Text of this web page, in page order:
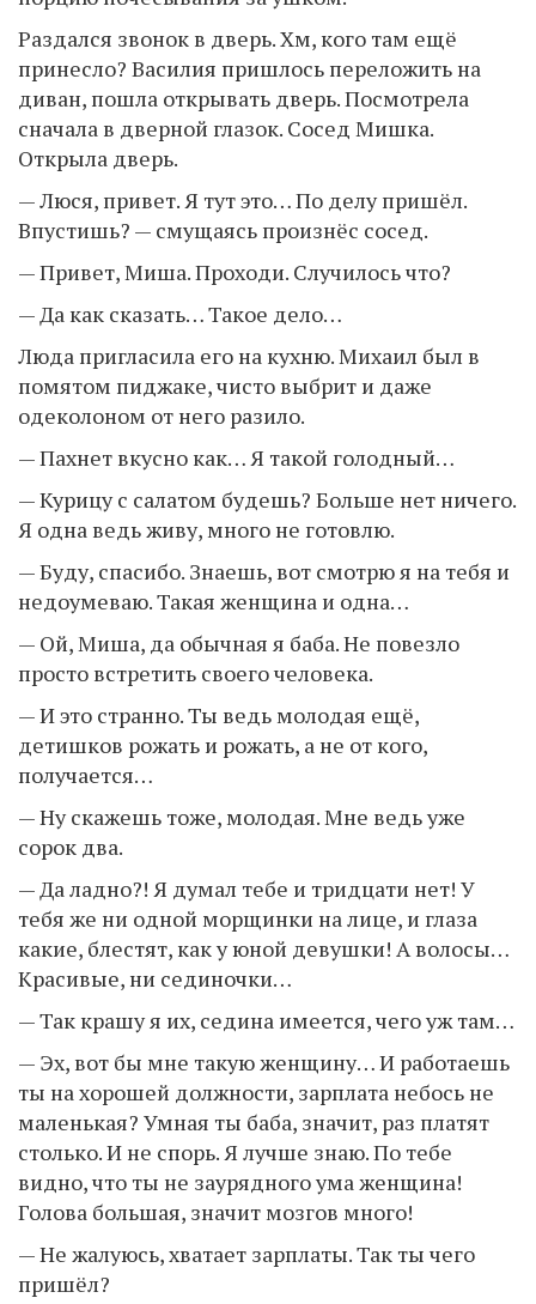
Раздался звонок в дверь. Хм, кого там ещё
принесло? Василия пришлось переложить на
диван, пошла открывать дверь. Посмотрела
сначала в дверной глазок. Сосед Мишка.
Открыла дверь.
— Люся, привет. Я тут это… По делу пришёл.
Впустишь? — смущаясь произнёс сосед.
— Привет, Миша. Проходи. Случилось что?
— Да как сказать… Такое дело…
Люда пригласила его на кухню. Михаил был в
помятом пиджаке, чисто выбрит и даже
одеколоном от него разило.
— Пахнет вкусно как… Я такой голодный…
— Курицу с салатом будешь? Больше нет ничего.
Я одна ведь живу, много не готовлю.
— Буду, спасибо. Знаешь, вот смотрю я на тебя и
недоумеваю. Такая женщина и одна…
— Ой, Миша, да обычная я баба. Не повезло
просто встретить своего человека.
— И это странно. Ты ведь молодая ещё,
детишков рожать и рожать, а не от кого,
получается…
— Ну скажешь тоже, молодая. Мне ведь уже
сорок два.
— Да ладно?! Я думал тебе и тридцати нет! У
тебя же ни одной морщинки на лице, и глаза
какие, блестят, как у юной девушки! А волосы…
Красивые, ни сединочки…
— Так крашу я их, седина имеется, чего уж там…
— Эх, вот бы мне такую женщину… И работаешь
ты на хорошей должности, зарплата небось не
маленькая? Умная ты баба, значит, раз платят
столько. И не спорь. Я лучше знаю. По тебе
видно, что ты не заурядного ума женщина!
Голова большая, значит мозгов много!
— Не жалуюсь, хватает зарплаты. Так ты чего
пришёл?